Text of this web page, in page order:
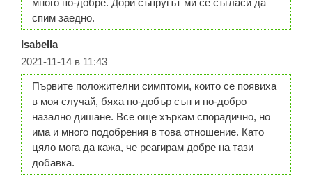
много по-добре. Дори съпругът ми се съгласи да
спим заедно.
Isabella
2021-11-14 в 11:43
Първите положителни симптоми, които се появиха
в моя случай, бяха по-добър сън и по-добро
назално дишане. Все още хъркам спорадично, но
има и много подобрения в това отношение. Като
цяло мога да кажа, че реагирам добре на тази
добавка.